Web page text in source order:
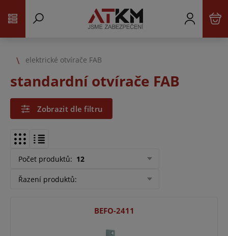
elektrické otvírače FAB
standardní otvírače FAB
Zobrazit dle filtru
Počet produktů: 12
Řazení produktů:
BEFO-2411